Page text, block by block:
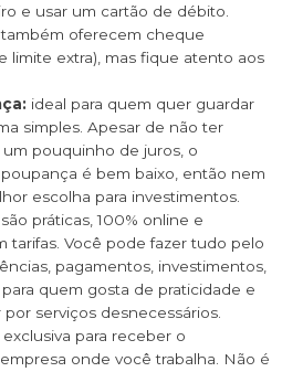
e usar um cartão de débito.
oferecem cheque
limite extra), mas fique atento aos
ideal para quem quer guardar
simples. Apesar de não ter
pouquinho de juros, o
é bem baixo, então nem
escolha para investimentos.
são práticas, 100% online e
tarifas. Você pode fazer tudo pelo
pagamentos, investimentos,
para quem gosta de praticidade e
serviços desnecessários.
exclusiva para receber o
onde você trabalha. Não é